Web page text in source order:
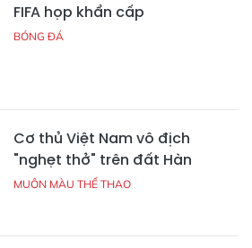
FIFA họp khẩn cấp
BÓNG ĐÁ
Cơ thủ Việt Nam vô địch
"nghẹt thở" trên đất Hàn
MUÔN MÀU THỂ THAO